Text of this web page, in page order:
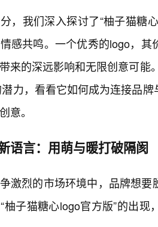
，我们深入探讨了“柚子猫糖
感共鸣。一个优秀的logo，
来的深远影响和无限创意可能
潜力，看看它如何成为连接品
意。
语言：用萌与暖打破隔阂
激烈的市场环境中，品牌想
柚子猫糖心logo官方版”的出